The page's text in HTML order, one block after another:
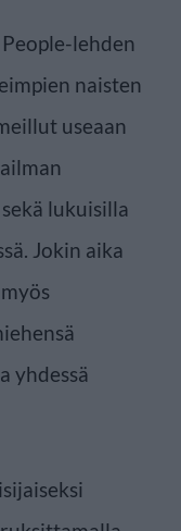
lehden
naisten
useaan
lukuisilla
Jokin aika
yhdessä